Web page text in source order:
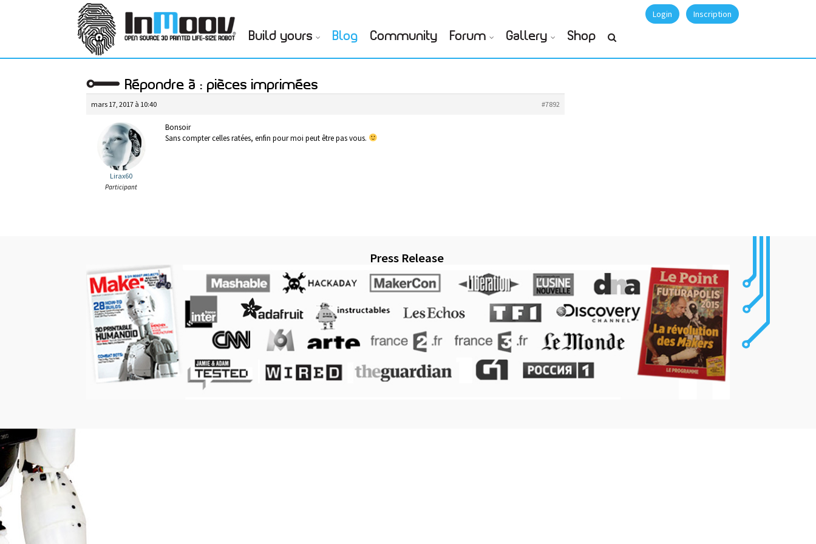
Login Inscription
Build yours Blog Community Forum Gallery Shop
Répondre à : pièces imprimées
mars 17, 2017 à 10:40 #7892
Lirax60
Participant
Bonsoir
Sans compter celles ratées, enfin pour moi peut être pas vous.
Press Release